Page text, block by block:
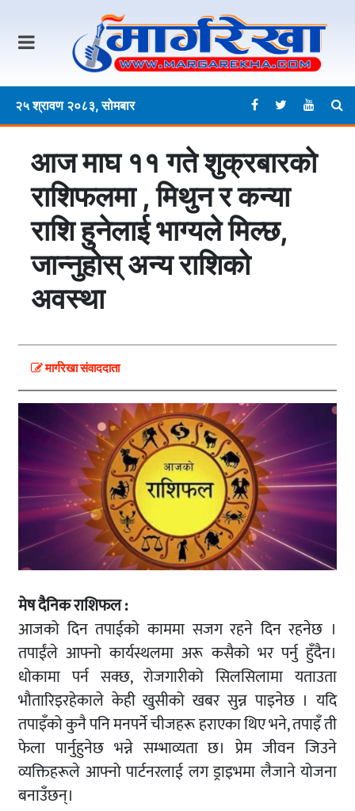
२५ श्रावण २०८३, सोमबार
आज माघ ११ गते शुक्रबारकाे
राशिफलमा , मिथुन र कन्या
राशि हुनेलाई भाग्यले मिल्छ,
जान्नुहोस् अन्य राशिको
अवस्था
मार्गरेखा संवाददाता
मेष दैनिक राशिफल :
आजको दिन तपाईको काममा सजग रहने दिन रहनेछ ।
तपाईंले आफ्नो कार्यस्थलमा अरू कसैको भर पर्नु हुँदैन।
धोकामा पर्न सक्छ, रोजगारीको सिलसिलामा यताउता
भौतारिइरहेकाले केही खुसीको खबर सुन्न पाइनेछ । यदि
तपाइँको कुनै पनि मनपर्ने चीजहरू हराएका थिए भने, तपाइँ ती
फेला पार्नुहुनेछ भन्ने सम्भाव्यता छ। प्रेम जीवन जिउने
व्यक्तिहरूले आफ्नो पार्टनरलाई लग ड्राइभमा लैजाने योजना
बनाउँछन्।